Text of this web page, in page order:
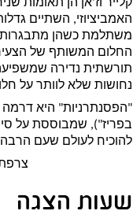
קלייר וז'אן הן תאומות
האמביציוזי, השתיים
משתלמת כשהן מתבגרות
החלום המשותף של
תורשתית נדירה שמשפיעה
נחושות שלא לוותר על
"הפסנתרניות" היא דרמה
בפריז"), שמבוססת על
להוכיח לעולם שעם
שעות הצגה